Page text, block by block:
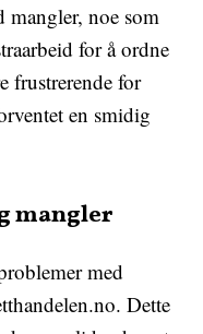
mangler, noe som
for å ordne
frustrerende for
en smidig
mangler
med
Dette